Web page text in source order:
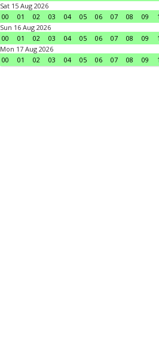
Sat 15 Aug 2026
00
01 02 03 04 05 06 07 08 09
Sun 16 Aug 2026
00
01 02 03 04 05 06 07 08 09
Mon 17 Aug 2026
00
01 02 03 04 05 06 07 08 09